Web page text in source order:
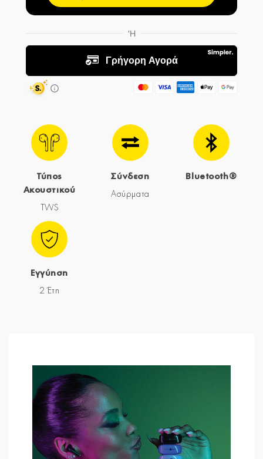
Τύπος
Ακουστικού
TWS
Σύνδεση
Ασύρματα
Bluetooth®
Εγγύηση
2 Έτη